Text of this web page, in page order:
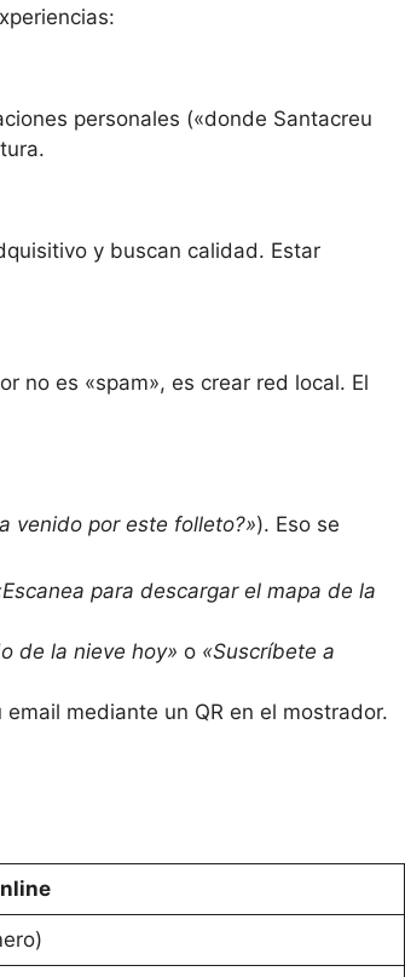
personales («donde Santacreu
y buscan calidad. Estar
no es «spam», es crear red local. El
venido por este folleto?»). Eso se
para descargar el mapa de la
de la nieve hoy» o «Suscríbete a
mediante un QR en el mostrador.